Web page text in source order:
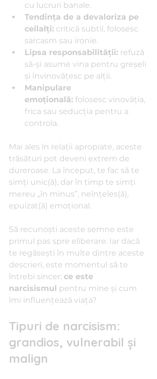
cu lucruri banale.
Tendința de a devaloriza pe
ceilalți: critică subtil, folosesc
sarcasm sau ironie.
Lipsa responsabilității: refuză
să-și asume vina pentru greșeli
și învinovățesc pe alții.
Manipulare
emoțională: folosesc vinovăția,
frica sau seducția pentru a
controla.
Mai ales în relații apropiate, aceste
trăsături pot deveni extrem de
dureroase. La început, te fac să te
simți unic(ă), dar în timp te simți
mereu „în minus”, neînțeles(ă),
epuizat(ă) emoțional.
Să recunoști aceste semne este
primul pas spre eliberare. Iar dacă
te regăsești în multe dintre aceste
descrieri, este momentul să te
întrebi sincer: ce este
narcisismul pentru mine și cum
îmi influențează viața?
Tipuri de narcisism:
grandios, vulnerabil și
malign